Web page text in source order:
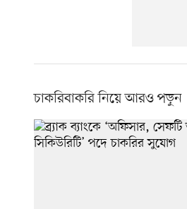
চাকরিবাকরি নিয়ে আরও পড়ুন